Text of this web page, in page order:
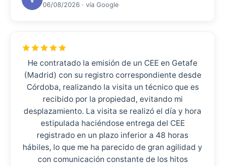
06/08/2026 · vía Google
He contratado la emisión de un CEE en Getafe
(Madrid) con su registro correspondiente desde
Córdoba, realizando la visita un técnico que es
recibido por la propiedad, evitando mi
desplazamiento. La visita se realizó el día y hora
estipulada haciéndose entrega del CEE
registrado en un plazo inferior a 48 horas
hábiles, lo que me ha parecido de gran agilidad y
con comunicación constante de los hitos